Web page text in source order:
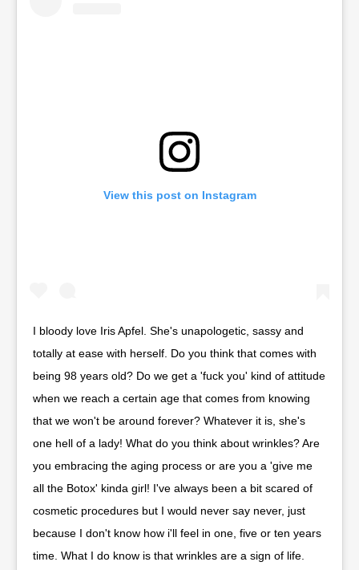
View this post on Instagram
I bloody love Iris Apfel. She's unapologetic, sassy and
totally at ease with herself. Do you think that comes with
being 98 years old? Do we get a 'fuck you' kind of attitude
when we reach a certain age that comes from knowing
that we won't be around forever? Whatever it is, she's
one hell of a lady! What do you think about wrinkles? Are
you embracing the aging process or are you a 'give me
all the Botox' kinda girl! I've always been a bit scared of
cosmetic procedures but I would never say never, just
because I don't know how i'll feel in one, five or ten years
time. What I do know is that wrinkles are a sign of life.